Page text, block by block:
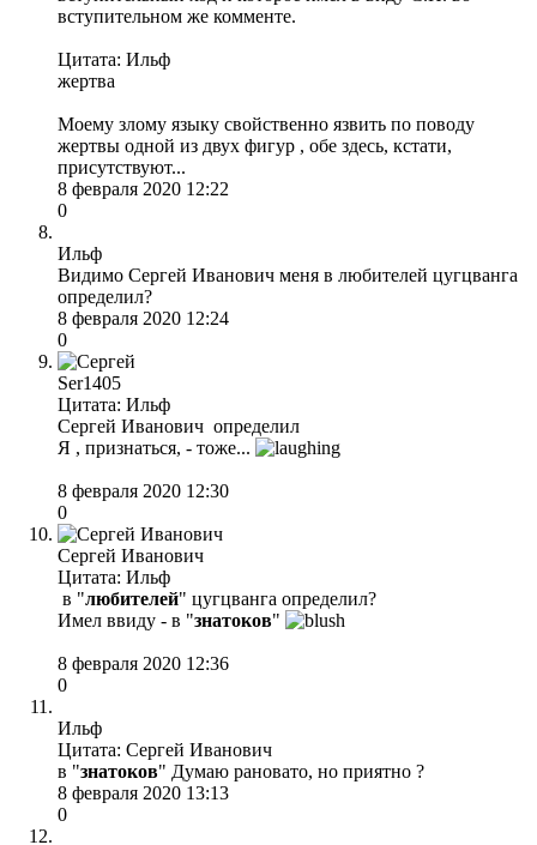
вступительном же комменте.
Цитата: Ильф
жертва
Моему злому языку свойственно язвить по поводу
жертвы одной из двух фигур , обе здесь, кстати,
присутствуют...
8 февраля 2020 12:22
0
Ильф
Видимо Сергей Иванович меня в любителей цугцванга
определил?
8 февраля 2020 12:24
0
Ser1405
Цитата: Ильф
Сергей Иванович определил
Я , признаться, - тоже...
8 февраля 2020 12:30
0
Сергей Иванович
Цитата: Ильф
в "любителей" цугцванга определил?
Имел ввиду - в "знатоков"
8 февраля 2020 12:36
0
Ильф
Цитата: Сергей Иванович
в "знатоков" Думаю рановато, но приятно ?
8 февраля 2020 13:13
0